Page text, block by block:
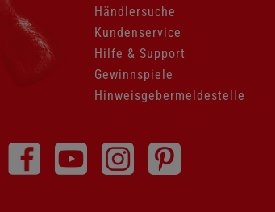
Händlersuche
Kundenservice
Hilfe & Support
Gewinnspiele
Hinweisgebermeldestelle